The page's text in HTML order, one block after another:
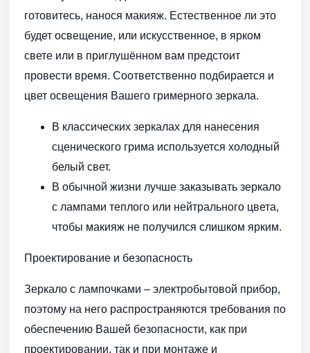
готовитесь, нанося макияж. Естественное ли это
будет освещение, или искусственное, в ярком
свете или в приглушённом вам предстоит
провести время. Соответственно подбирается и
цвет освещения Вашего гримерного зеркала.
В классических зеркалах для нанесения
сценического грима используется холодный
белый свет.
В обычной жизни лучше заказывать зеркало
с лампами теплого или нейтрального цвета,
чтобы макияж не получился слишком ярким.
Проектирование и безопасность
Зеркало с лампочками – электробытовой прибор,
поэтому на него распространяются требования по
обеспечению Вашей безопасности, как при
проектировании, так и при монтаже и